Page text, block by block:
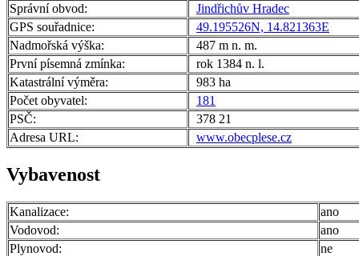
Správní obvod:
Jindřichův Hradec
GPS souřadnice:
49.195526N, 14.821363E
Nadmořská výška:
487 m n. m.
První písemná zmínka:
rok 1384 n. l.
Katastrální výměra:
983 ha
Počet obyvatel:
181
PSČ:
378 21
Adresa URL:
www.obecplese.cz
Vybavenost
Kanalizace:
ano
Vodovod:
ano
Plynovod:
ne